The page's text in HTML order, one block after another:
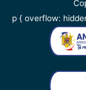
p { overflow: